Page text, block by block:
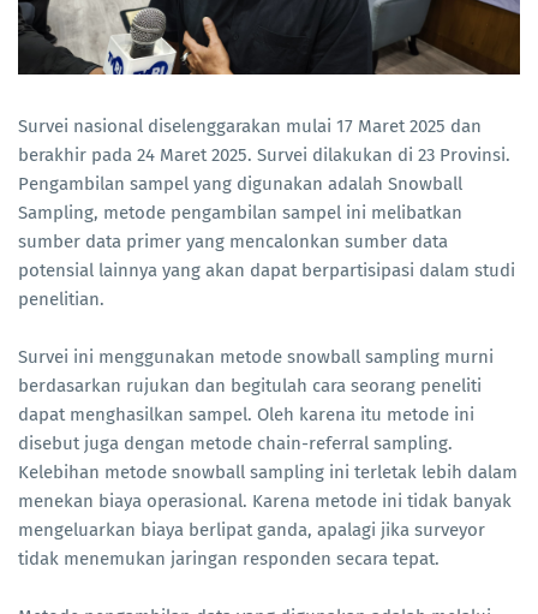
Survei nasional diselenggarakan mulai 17 Maret 2025 dan
berakhir pada 24 Maret 2025. Survei dilakukan di 23 Provinsi.
Pengambilan sampel yang digunakan adalah Snowball
Sampling, metode pengambilan sampel ini melibatkan
sumber data primer yang mencalonkan sumber data
potensial lainnya yang akan dapat berpartisipasi dalam studi
penelitian.
Survei ini menggunakan metode snowball sampling murni
berdasarkan rujukan dan begitulah cara seorang peneliti
dapat menghasilkan sampel. Oleh karena itu metode ini
disebut juga dengan metode chain-referral sampling.
Kelebihan metode snowball sampling ini terletak lebih dalam
menekan biaya operasional. Karena metode ini tidak banyak
mengeluarkan biaya berlipat ganda, apalagi jika surveyor
tidak menemukan jaringan responden secara tepat.